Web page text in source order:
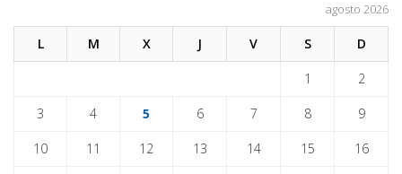
agosto 2026
L M X J V S D
1 2
3 4 5 6 7 8 9
10 11 12 13 14 15 16